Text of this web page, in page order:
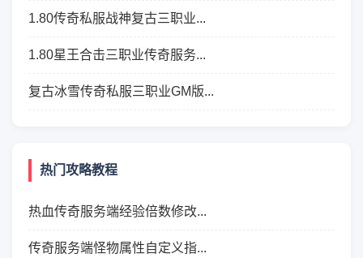
1.80传奇私服战神复古三职业...
1.80星王合击三职业传奇服务...
复古冰雪传奇私服三职业GM版...
热门攻略教程
热血传奇服务端经验倍数修改...
传奇服务端怪物属性自定义指...